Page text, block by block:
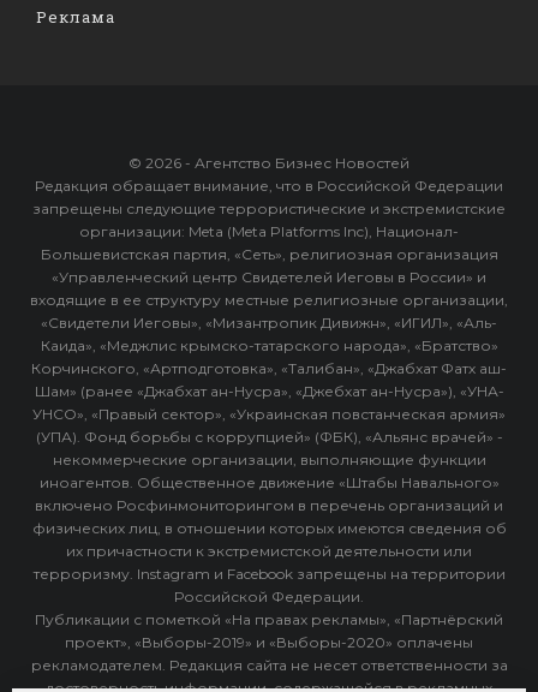
Реклама
© 2026 - Агентство Бизнес Новостей
Редакция обращает внимание, что в Российской Федерации
запрещены следующие террористические и экстремистские
организации: Meta (Meta Platforms Inc), Национал-
Большевистская партия, «Сеть», религиозная организация
«Управленческий центр Свидетелей Иеговы в России» и
входящие в ее структуру местные религиозные организации,
«Свидетели Иеговы», «Мизантропик Дивижн», «ИГИЛ», «Аль-
Каида», «Меджлис крымско-татарского народа», «Братство»
Корчинского, «Артподготовка», «Талибан», «Джабхат Фатх аш-
Шам» (ранее «Джабхат ан-Нусра», «Джебхат ан-Нусра»), «УНА-
УНСО», «Правый сектор», «Украинская повстанческая армия»
(УПА). Фонд борьбы с коррупцией» (ФБК), «Альянс врачей» -
некоммерческие организации, выполняющие функции
иноагентов. Общественное движение «Штабы Навального»
включено Росфинмониторингом в перечень организаций и
физических лиц, в отношении которых имеются сведения об
их причастности к экстремистской деятельности или
терроризму. Instagram и Facebook запрещены на территории
Российской Федерации.
Публикации с пометкой «На правах рекламы», «Партнёрский
проект», «Выборы-2019» и «Выборы-2020» оплачены
рекламодателем. Редакция сайта не несет ответственности за
достоверность информации, содержащейся в рекламных